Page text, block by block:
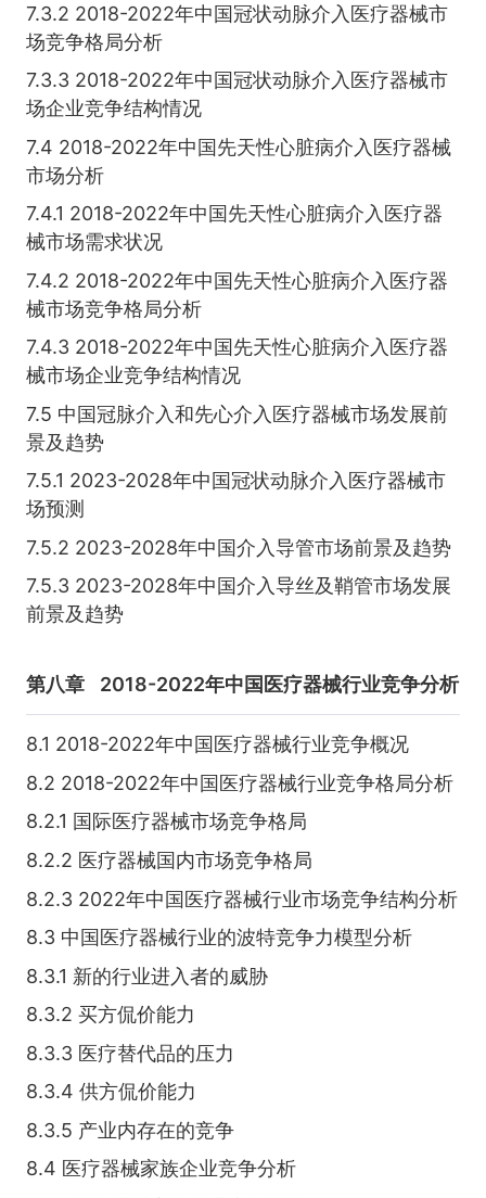
7.3.2 2018-2022年中国冠状动脉介入医疗器械市
场竞争格局分析
7.3.3 2018-2022年中国冠状动脉介入医疗器械市
场企业竞争结构情况
7.4 2018-2022年中国先天性心脏病介入医疗器械
市场分析
7.4.1 2018-2022年中国先天性心脏病介入医疗器
械市场需求状况
7.4.2 2018-2022年中国先天性心脏病介入医疗器
械市场竞争格局分析
7.4.3 2018-2022年中国先天性心脏病介入医疗器
械市场企业竞争结构情况
7.5 中国冠脉介入和先心介入医疗器械市场发展前
景及趋势
7.5.1 2023-2028年中国冠状动脉介入医疗器械市
场预测
7.5.2 2023-2028年中国介入导管市场前景及趋势
7.5.3 2023-2028年中国介入导丝及鞘管市场发展
前景及趋势
第八章 2018-2022年中国医疗器械行业竞争分析
8.1 2018-2022年中国医疗器械行业竞争概况
8.2 2018-2022年中国医疗器械行业竞争格局分析
8.2.1 国际医疗器械市场竞争格局
8.2.2 医疗器械国内市场竞争格局
8.2.3 2022年中国医疗器械行业市场竞争结构分析
8.3 中国医疗器械行业的波特竞争力模型分析
8.3.1 新的行业进入者的威胁
8.3.2 买方侃价能力
8.3.3 医疗替代品的压力
8.3.4 供方侃价能力
8.3.5 产业内存在的竞争
8.4 医疗器械家族企业竞争分析